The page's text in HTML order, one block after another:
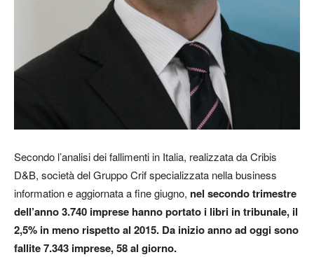
Secondo l’analisi dei fallimenti in Italia, realizzata da Cribis
D&B, società del Gruppo Crif specializzata nella business
information e aggiornata a fine giugno, nel secondo trimestre
dell’anno 3.740 imprese hanno portato i libri in tribunale, il
2,5% inmeno rispetto al 2015. Da inizio anno ad oggi sono
fallite 7.343 imprese, 58 al giorno.